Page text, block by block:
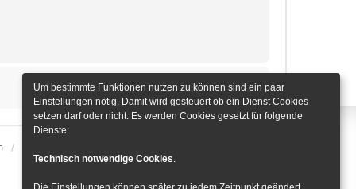
Um bestimmte Funktionen nutzen zu können sind ein paar
Einstellungen nötig. Damit wird gesteuert ob ein Dienst Cookies
setzen darf oder nicht. Es werden Cookies gesetzt für folgende
Dienste:
Technisch notwendige Cookies.